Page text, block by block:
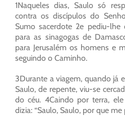
1Naqueles dias, Saulo só
contra os discípulos do
Sumo sacerdote 2e pediu-lhe
para as sinagogas de
para Jerusalém os homens e
seguindo o Caminho.
3Durante a viagem, quando já
Saulo, de repente, viu-se
do céu. 4Caindo por terra,
dizia: “Saulo, Saulo, por que me